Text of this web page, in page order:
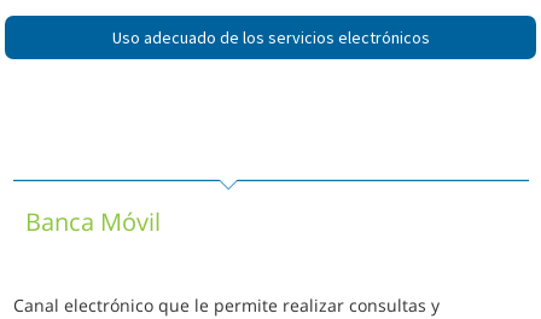
Uso adecuado de los servicios electrónicos
Banca Móvil
Canal electrónico que le permite realizar consultas y